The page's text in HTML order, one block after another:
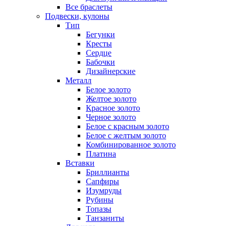
Все браслеты
Подвески, кулоны
Тип
Бегунки
Кресты
Сердце
Бабочки
Дизайнерские
Металл
Белое золото
Желтое золото
Красное золото
Черное золото
Белое с красным золото
Белое с желтым золото
Комбинированное золото
Платина
Вставки
Бриллианты
Сапфиры
Изумруды
Рубины
Топазы
Танзаниты